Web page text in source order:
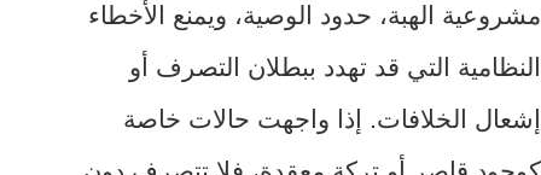
مشروعية الهبة، حدود الوصية، ويمنع الأخطاء
النظامية التي قد تهدد ببطلان التصرف أو
إشعال الخلافات. إذا واجهت حالات خاصة